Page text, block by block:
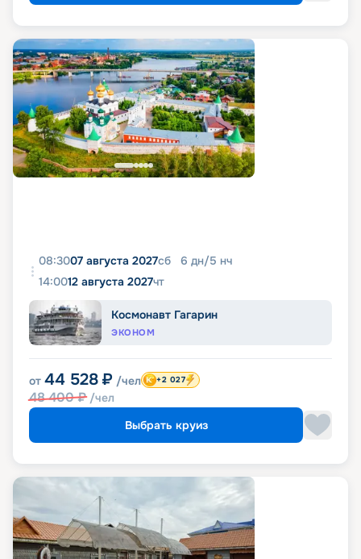
08:3007 августа 2027сб 6 дн/5 нч
14:0012 августа 2027чт
Космонавт Гагарин
ЭКОНОМ
от 44 528 ₽ /чел
48 400₽ /чел
+2 027
Выбрать круиз